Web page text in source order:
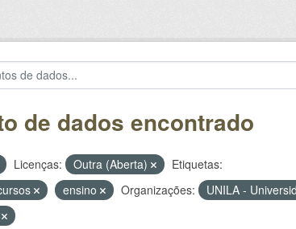
de dados encontrado
Licenças: Outra (Aberta)
Etiquetas:
ensino Organizações:
UNILA -